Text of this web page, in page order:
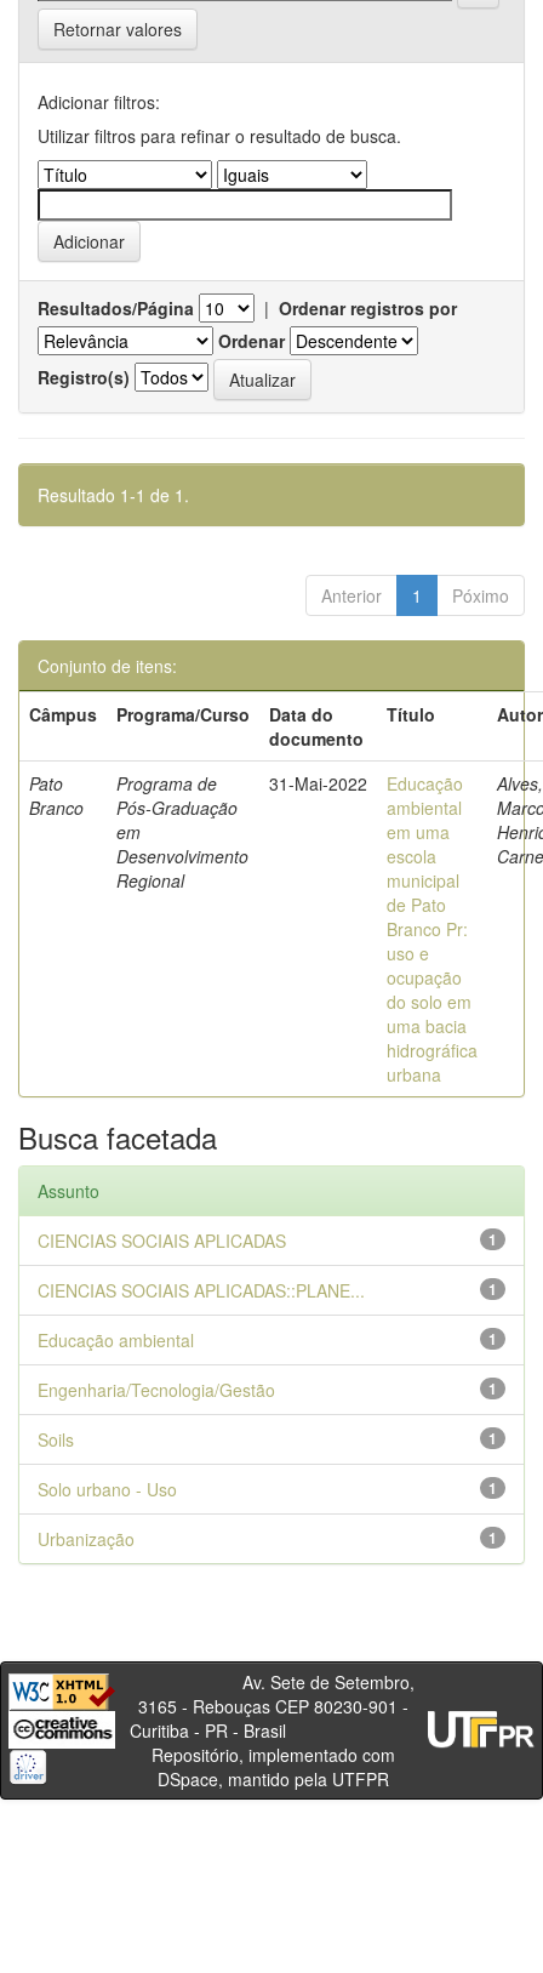
Retornar valores
Adicionar filtros:
Utilizar filtros para refinar o resultado de busca.
Resultados/Página | Ordenar registros por
Ordenar
Registro(s)
Resultado 1-1 de 1.
Anterior 1 Póximo
Conjunto de itens:
Câmpus
Programa/Curso
Data do
documento
Título
Pato
Branco
Programa de
Pós-Graduação
em
Desenvolvimento
Regional
31-Mai-2022
Educação
ambiental
em uma
escola
municipal
de Pato
Branco Pr:
uso e
ocupação
do solo em
uma bacia
hidrográfica
urbana
Alves,
Busca facetada
Assunto
1
CIENCIAS SOCIAIS APLICADAS
1
CIENCIAS SOCIAIS APLICADAS::PLANE...
1
Educação ambiental
1
Engenharia/Tecnologia/Gestão
1
Soils
1
Solo urbano - Uso
1
Urbanização
Av. Sete de Setembro,
3165 - Rebouças CEP 80230-901 -
Curitiba - PR - Brasil
Repositório, implementado com
DSpace, mantido pela UTFPR